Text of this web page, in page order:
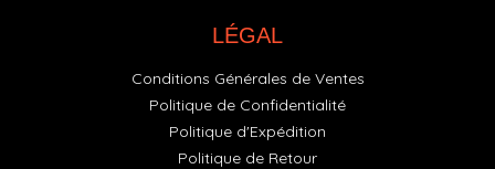
LÉGAL
Conditions Générales de Ventes
Politique de Confidentialité
Politique d'Expédition
Politique de Retour